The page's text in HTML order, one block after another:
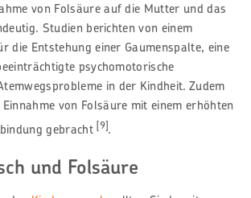
von Folsäure auf die Mutter und das
Studien berichten von einem
die Entstehung einer Gaumenspalte, eine
psychomotorische
in der Kindheit. Zudem
von Folsäure mit einem erhöhten
gebracht[9].
und Folsäure